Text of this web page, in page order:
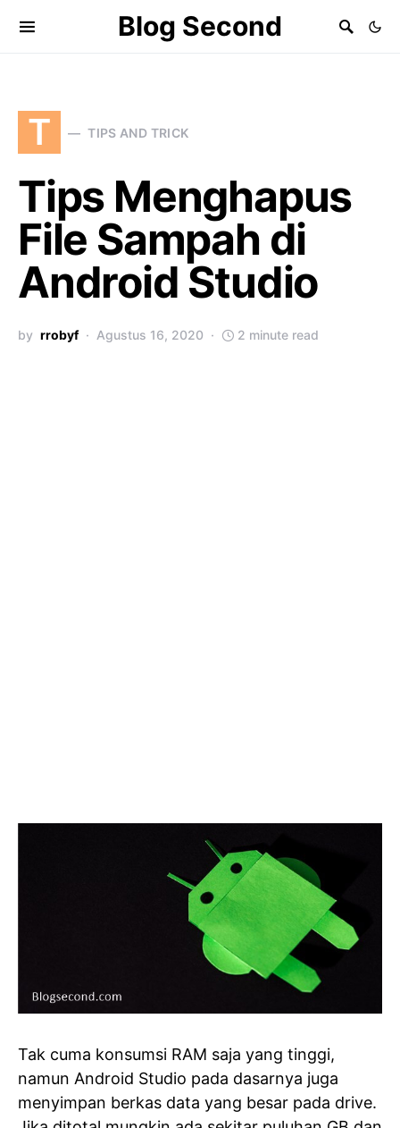
Blog Second
T TIPS AND TRICK
Tips Menghapus
File Sampah di
Android Studio
by rrobyf Agustus 16, 2020 2 minute read
Tak cuma konsumsi RAM saja yang tinggi,
namun Android Studio pada dasarnya juga
menyimpan berkas data yang besar pada drive.